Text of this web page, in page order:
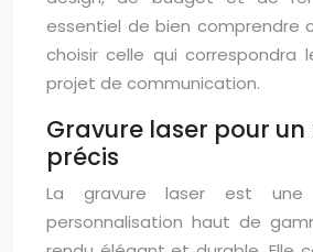
essentiel de bien comprendre
choisir celle qui correspondra
projet de communication.
Gravure laser pour
précis
La gravure laser est une
personnalisation haut de